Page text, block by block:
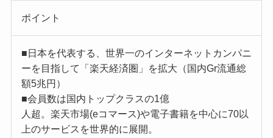
ポイント
■日本を代表する、世界一のインターネットカンパニ
ーを目指して「楽天経済圏」を拡大（国内Gr流通総
額5兆円）
■会員数は国内トップクラスの1億
人超。楽天市場(eコマース)や電子書籍を中心に70以
上のサービスを世界的に展開。